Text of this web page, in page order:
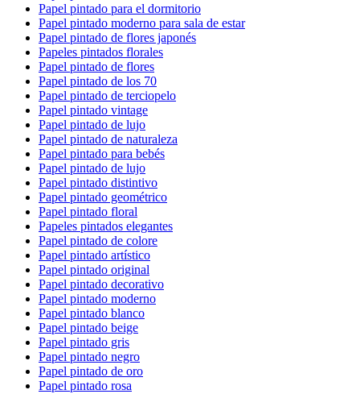
Papel pintado para el dormitorio
Papel pintado moderno para sala de estar
Papel pintado de flores japonés
Papeles pintados florales
Papel pintado de flores
Papel pintado de los 70
Papel pintado de terciopelo
Papel pintado vintage
Papel pintado de lujo
Papel pintado de naturaleza
Papel pintado para bebés
Papel pintado de lujo
Papel pintado distintivo
Papel pintado geométrico
Papel pintado floral
Papeles pintados elegantes
Papel pintado de colore
Papel pintado artístico
Papel pintado original
Papel pintado decorativo
Papel pintado moderno
Papel pintado blanco
Papel pintado beige
Papel pintado gris
Papel pintado negro
Papel pintado de oro
Papel pintado rosa